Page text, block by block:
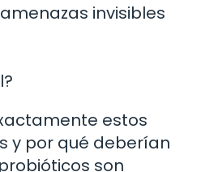
invisibles
estos
y por qué deberían
son